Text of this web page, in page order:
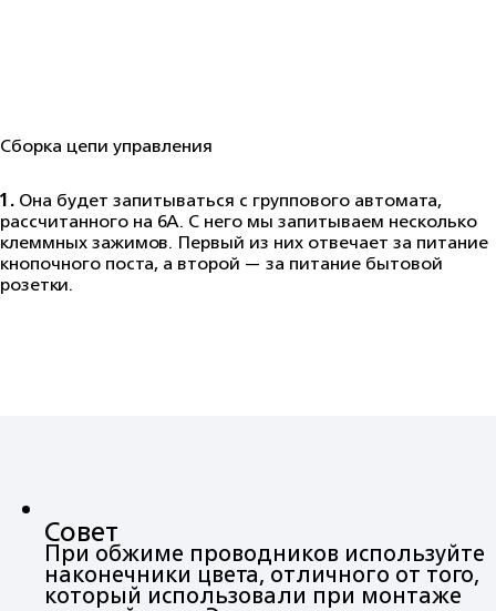
Сборка цепи управления
1.Она будет запитываться с группового автомата,
рассчитанного на 6А. С него мы запитываем несколько
клеммных зажимов. Первый из них отвечает за питание
кнопочного поста, а второй — за питание бытовой
розетки.
Совет
При обжиме проводников используйте
наконечники цвета, отличного от того,
который использовали при монтаже